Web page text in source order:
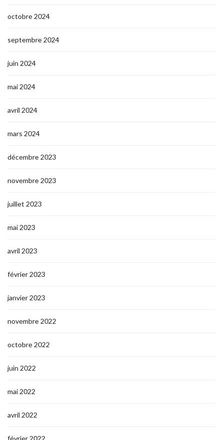
octobre 2024
septembre 2024
juin 2024
mai 2024
avril 2024
mars 2024
décembre 2023
novembre 2023
juillet 2023
mai 2023
avril 2023
février 2023
janvier 2023
novembre 2022
octobre 2022
juin 2022
mai 2022
avril 2022
février 2022